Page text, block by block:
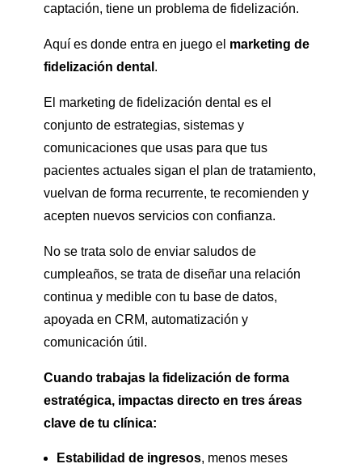
captación, tiene un problema de fidelización.
Aquí es donde entra en juego el marketing de
fidelización dental .
El marketing de fidelización dental es el
conjunto de estrategias, sistemas y
comunicaciones que usas para que tus
pacientes actuales sigan el plan de tratamiento,
vuelvan de forma recurrente, te recomienden y
acepten nuevos servicios con confianza.
No se trata solo de enviar saludos de
cumpleaños, se trata de diseñar una relación
continua y medible con tu base de datos,
apoyada en CRM, automatización y
comunicación útil.
Cuando trabajas la fidelización de forma
estratégica, impactas directo en tres áreas
clave de tu clínica:
Estabilidad de ingresos, menos meses